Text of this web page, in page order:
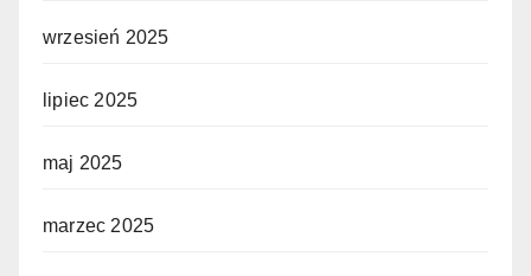
wrzesień 2025
lipiec 2025
maj 2025
marzec 2025